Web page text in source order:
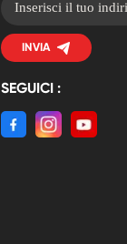
INVIA
SEGUICI :